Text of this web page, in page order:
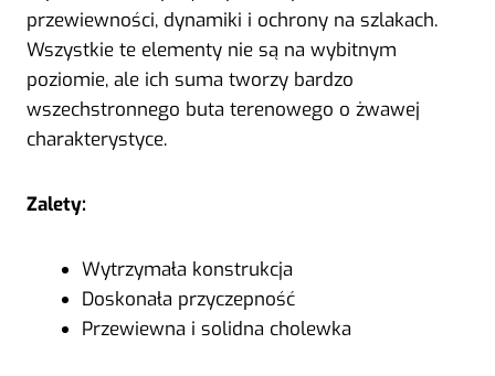
przewiewności, dynamiki i ochrony na szlakach.
Wszystkie te elementy nie są na wybitnym
poziomie, ale ich suma tworzy bardzo
wszechstronnego buta terenowego o żwawej
charakterystyce.
Zalety:
Wytrzymała konstrukcja
Doskonała przyczepność
Przewiewna i solidna cholewka